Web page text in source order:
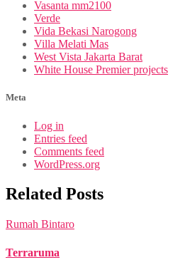
Vasanta mm2100
Verde
Vida Bekasi Narogong
Villa Melati Mas
West Vista Jakarta Barat
White House Premier projects
Meta
Log in
Entries feed
Comments feed
WordPress.org
Related Posts
Rumah Bintaro
Terraruma